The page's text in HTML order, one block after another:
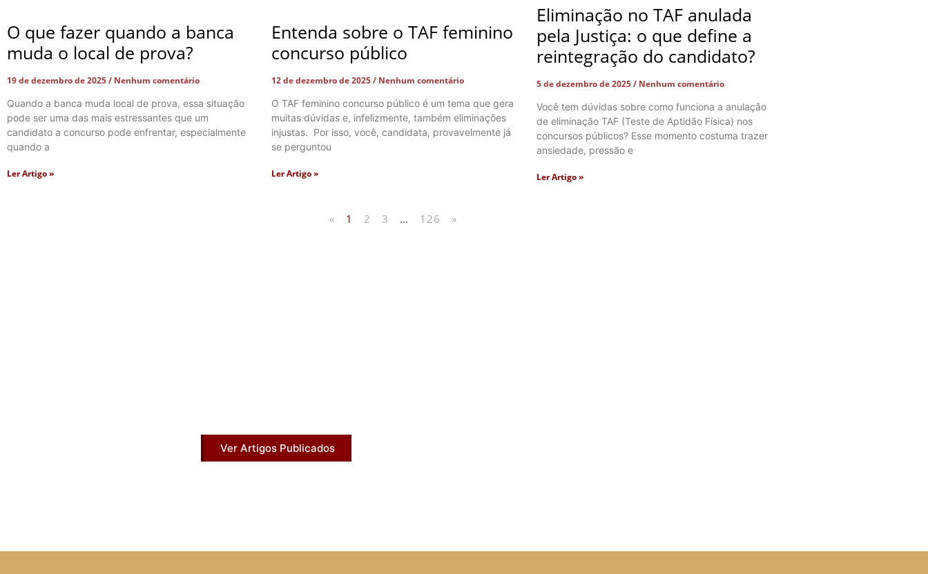
O que fazer quando a banca
muda o local de prova?
19 de dezembro de 2025
Nenhum comentário
Quando a banca muda local de prova, essa situação
pode ser uma das mais estressantes que um
candidato a concurso pode enfrentar, especialmente
quando a
Ler Artigo »
Entenda sobre o TAF feminino
concurso público
12 de dezembro de 2025 Nenhum comentário
O TAF feminino concurso público é um tema que gera
muitas dúvidas e, infelizmente, também eliminações
injustas. Por isso, você, candidata, provavelmente já
se perguntou
Ler Artigo »
Eliminação no TAF anulada
pela Justiça: o que define a
reintegração do candidato?
5 de dezembro de 2025 Nenhum comentário
Você tem dúvidas sobre como funciona a anulação
de eliminação TAF (Teste de Aptidão Física) nos
concursos públicos? Esse momento costuma trazer
ansiedade, pressão e
Ler Artigo »
« 1 2 3 … 126 »
Ver Artigos Publicados